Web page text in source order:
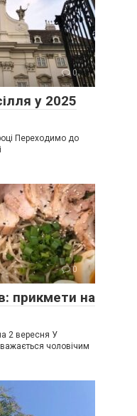
0
у 2025
Переходимо до
0
прикмети на
2 вересня У
чоловічим